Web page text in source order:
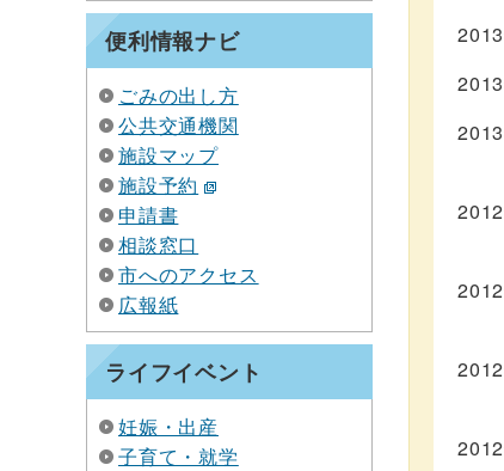
便利情報ナビ
ごみの出し方
公共交通機関
施設マップ
施設予約
申請書
相談窓口
市へのアクセス
広報紙
ライフイベント
妊娠・出産
子育て・就学